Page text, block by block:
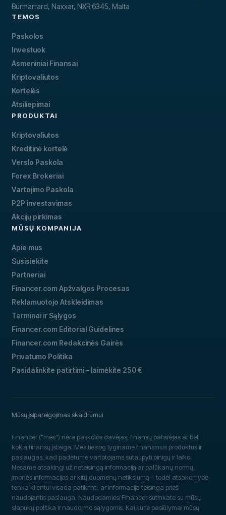
Burmarrard, Naxxar, NXR 6345, Malta
TEMOS
Paskolos
Investuok
Asmeniniai Finansai
Kriptovaliutos
Kortelės
Atsiliepimai
PRODUKTAI
Kriptovaliutos
Kreditinė kortelė
Verslo Paskola
Forex Brokeriai
Vartojimo Paskola
P2P investavimas
Akcijų pirkimas
MŪSŲ KOMPANIJA
Apie mus
Susisiekite
Partneriai
Financer.com Apžvalgos Procesas
Reklamuotojo Atskleidimas
Terminai ir Sąlygos
Financer.com Editorial Guidelines
Financer.com Redakcinės Gairės
Privatumo Politika
Pasidalinkite patirtimi – laimėkite 250 €
Mūsų įsipareigojimas skaidrumui
Financer ("mes") nėra paskolos davėjas, finansų patarėjas ar bet
kokia finansų įstaiga. Mes tiesiog lyginame finansinius produktus ir
paslaugas, kad padėtume vartotojams sutaupyti pinigų ir laiko.
Nesame atsakingi už neteisingą informaciją ar palūkanų normų,
įmonės informacijos ar kitų duomenų netikslumą – todėl atsakomybė
tenka klientui visada patikrinti, ar informacija teisinga prieš
naudojantis paslauga. Naudodamiesi Financer sutinkate su mūsų
slapukų politika ir naudojimo sąlygomis. Kai kurie pasiūlymai mūsų